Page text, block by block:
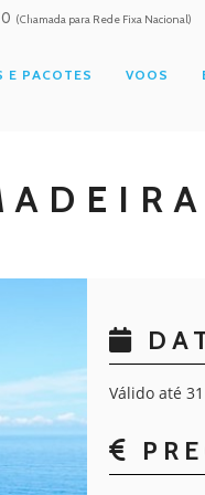
(Chamada para Rede Fixa Nacional)
E PACOTES VOOS
Válido até